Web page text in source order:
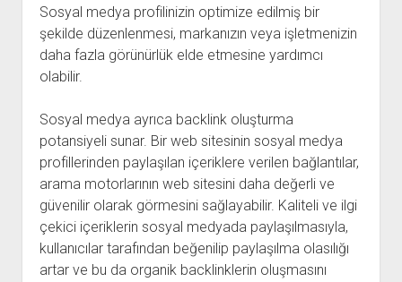
Sosyal medya profilinizin optimize edilmiş bir
şekilde düzenlenmesi, markanızın veya işletmenizin
daha fazla görünürlük elde etmesine yardımcı
olabilir.
Sosyal medya ayrıca backlink oluşturma
potansiyeli sunar. Bir web sitesinin sosyal medya
profillerinden paylaşılan içeriklere verilen bağlantılar,
arama motorlarının web sitesini daha değerli ve
güvenilir olarak görmesini sağlayabilir. Kaliteli ve ilgi
çekici içeriklerin sosyal medyada paylaşılmasıyla,
kullanıcılar tarafından beğenilip paylaşılma olasılığı
artar ve bu da organik backlinklerin oluşmasını